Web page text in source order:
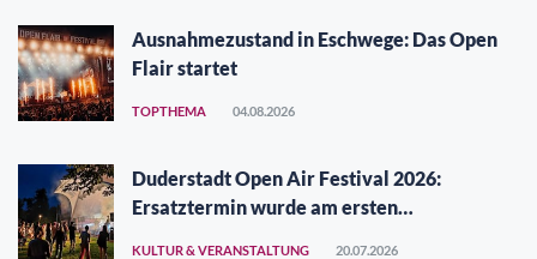
Ausnahmezustand in Eschwege: Das Open
Flair startet
TOPTHEMA 04.08.2026
Duderstadt Open Air Festival 2026:
Ersatztermin wurde am ersten
KULTUR & VERANSTALTUNG 20.07.2026